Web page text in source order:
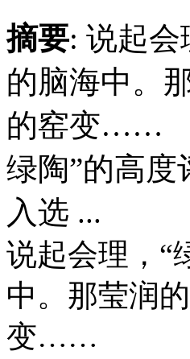
摘要: 说起
的脑海中。
的窑变…… “
绿陶”的高度
入选 ...
说起会理，“
中。那莹润
变……